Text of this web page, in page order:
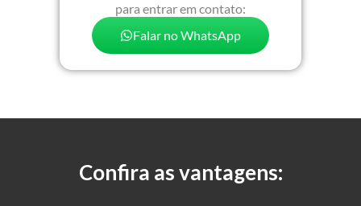
para entrar em contato:
Falar no WhatsApp
Confira as vantagens: